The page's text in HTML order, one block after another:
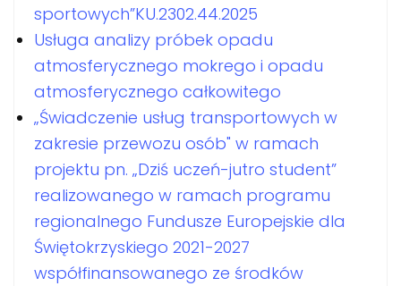
sportowych”KU.2302.44.2025
Usługa analizy próbek opadu
atmosferycznego mokrego i opadu
atmosferycznego całkowitego
„Świadczenie usług transportowych w
zakresie przewozu osób" w ramach
projektu pn. „Dziś uczeń-jutro student”
realizowanego w ramach programu
regionalnego Fundusze Europejskie dla
Świętokrzyskiego 2021-2027
współfinansowanego ze środków